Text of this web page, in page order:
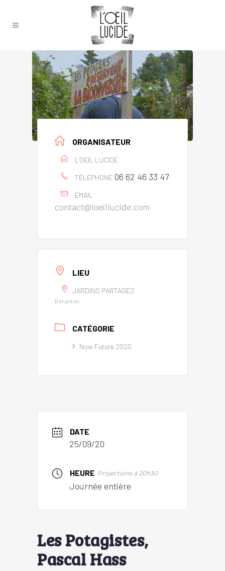
ORGANISATEUR
L'OEIL LUCIDE
TÉLÉPHONE 06 62 46 33 47
EMAIL
contact@loeillucide.com
LIEU
JARDINS PARTAGÉS
Bergerac
CATÉGORIE
Now Future 2020
DATE
25/09/20
HEURE Projections à 20h30
Journée entière
Les Potagistes,
Pascal Hass